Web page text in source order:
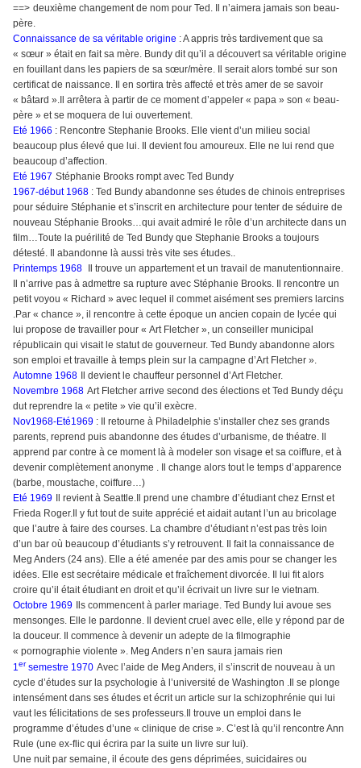
==> deuxième changement de nom pour Ted. Il n’aimera jamais son beau-
père.
Connaissance de sa véritable origine : A appris très tardivement que sa
« sœur » était en fait sa mère. Bundy dit qu’il a découvert sa véritable origine
en fouillant dans les papiers de sa sœur/mère. Il serait alors tombé sur son
certificat de naissance. Il en sortira très affecté et très amer de se savoir
« bâtard ».Il arrêtera à partir de ce moment d’appeler « papa » son « beau-
père » et se moquera de lui ouvertement.
Eté 1966 : Rencontre Stephanie Brooks. Elle vient d’un milieu social
beaucoup plus élevé que lui. Il devient fou amoureux. Elle ne lui rend que
beaucoup d’affection.
Eté 1967 Stéphanie Brooks rompt avec Ted Bundy
1967-début 1968 : Ted Bundy abandonne ses études de chinois entreprises
pour séduire Stéphanie et s’inscrit en architecture pour tenter de séduire de
nouveau Stéphanie Brooks…qui avait admiré le rôle d’un architecte dans un
film…Toute la puérilité de Ted Bundy que Stephanie Brooks a toujours
détesté. Il abandonne là aussi très vite ses études..
Printemps 1968
Il trouve un appartement et un travail de manutentionnaire.
Il n’arrive pas à admettre sa rupture avec Stéphanie Brooks. Il rencontre un
petit voyou « Richard » avec lequel il commet aisément ses premiers larcins
.Par « chance », il rencontre à cette époque un ancien copain de lycée qui
lui propose de travailler pour « Art Fletcher », un conseiller municipal
républicain qui visait le statut de gouverneur. Ted Bundy abandonne alors
son emploi et travaille à temps plein sur la campagne d’Art Fletcher ».
Automne 1968
Il devient le chauffeur personnel d’Art Fletcher.
Novembre 1968 Art Fletcher arrive second des élections et Ted Bundy déçu
dut reprendre la « petite » vie qu’il exècre.
Nov1968-Eté1969 : Il retourne à Philadelphie s’installer chez ses grands
parents, reprend puis abandonne des études d’urbanisme, de théatre. Il
apprend par contre à ce moment là à modeler son visage et sa coiffure, et à
devenir complètement anonyme . Il change alors tout le temps d’apparence
(barbe, moustache, coiffure…)
Eté 1969
Il revient à Seattle.Il prend une chambre d’étudiant chez Ernst et
Frieda Roger.Il y fut tout de suite apprécié et aidait autant l’un au bricolage
que l’autre à faire des courses. La chambre d’étudiant n’est pas très loin
d’un bar où beaucoup d’étudiants s’y retrouvent. Il fait la connaissance de
Meg Anders (24 ans). Elle a été amenée par des amis pour se changer les
idées. Elle est secrétaire médicale et fraîchement divorcée. Il lui fit alors
croire qu’il était étudiant en droit et qu’il écrivait un livre sur le vietnam.
Octobre 1969
Ils commencent à parler mariage. Ted Bundy lui avoue ses
mensonges. Elle le pardonne. Il devient cruel avec elle, elle y répond par de
la douceur. Il commence à devenir un adepte de la filmographie
« pornographie violente ». Meg Anders n’en saura jamais rien
1er semestre 1970 Avec l’aide de Meg Anders, il s’inscrit de nouveau à un
cycle d’études sur la psychologie à l’université de Washington .Il se plonge
intensément dans ses études et écrit un article sur la schizophrénie qui lui
vaut les félicitations de ses professeurs.Il trouve un emploi dans le
programme d’études d’une « clinique de crise ». C’est là qu’il rencontre Ann
Rule (une ex-flic qui écrira par la suite un livre sur lui).
Une nuit par semaine, il écoute des gens déprimées, suicidaires ou